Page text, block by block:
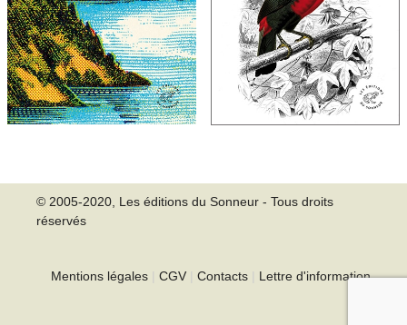
© 2005-2020, Les éditions du Sonneur - Tous droits
réservés
Mentions légales CGV Contacts Lettre d'information